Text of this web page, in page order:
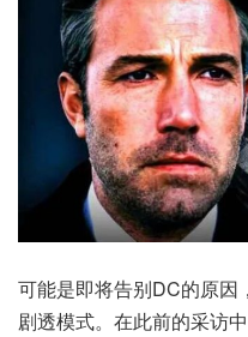
可能是即将告别DC的原因
剧透模式。在此前的采访